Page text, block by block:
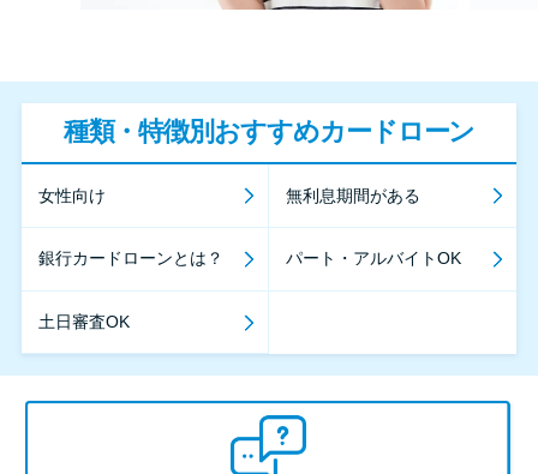
種類・特徴別おすすめカードローン
女性向け 無利息期間がある
銀行カードローンとは？ パート・アルバイトOK
土日審査OK